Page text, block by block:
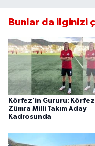
Bunlar da ilginizi
Körfez’in Gururu:
Zümra Milli Takım Aday
Kadrosunda